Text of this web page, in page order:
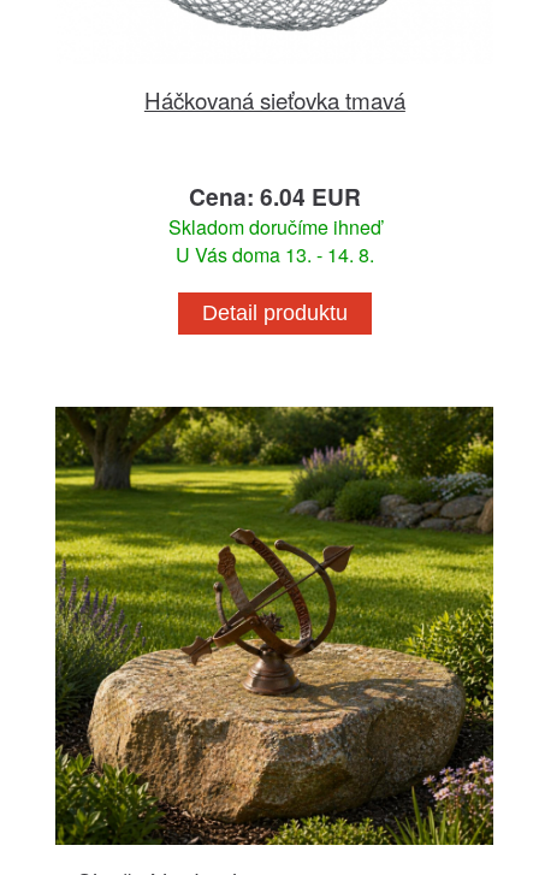
Háčkovaná sieťovka tmavá
Cena: 6.04 EUR
Skladom doručíme ihneď
U Vás doma 13. - 14. 8.
Detail produktu